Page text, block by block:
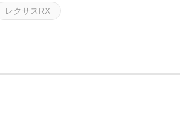
レクサスRX